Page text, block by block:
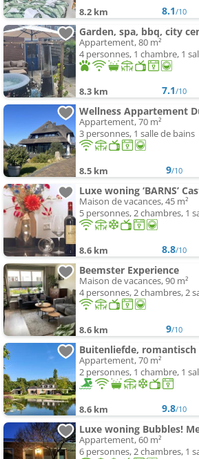
8.2 km 8.1/10
Garden, spa, bbq, city
Appartement, 80 m²
4 personnes, 1 chambre, 1
8.3 km 7.1/10
Wellness Appartement
Appartement, 70 m²
3 personnes, 1 salle de bains
8.5 km 9/10
Maison de vacances, 45 m²
5 personnes, 2 chambres, 1
8.6 km 8.8/10
Beemster Experience
Maison de vacances, 90 m²
4 personnes, 2 chambres, 2
8.6 km 9/10
Appartement, 70 m²
2 personnes, 1 chambre, 1
8.6 km 9.8/10
Appartement, 60 m²
6 personnes, 2 chambres, 1